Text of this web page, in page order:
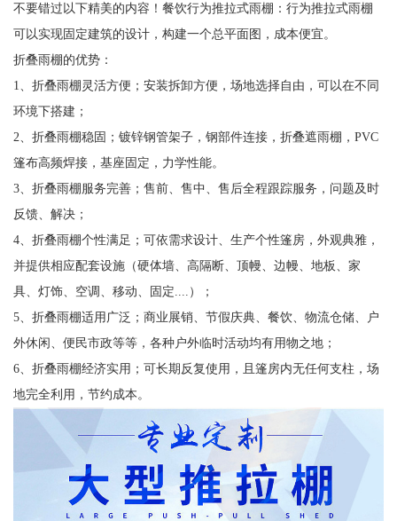
不要错过以下精美的内容！餐饮行为推拉式雨棚：行为推拉式雨棚
可以实现固定建筑的设计，构建一个总平面图，成本便宜。
折叠雨棚的优势：
1、折叠雨棚灵活方便；安装拆卸方便，场地选择自由，可以在不同
环境下搭建；
2、折叠雨棚稳固；镀锌钢管架子，钢部件连接，折叠遮雨棚，PVC
篷布高频焊接，基座固定，力学性能。
3、折叠雨棚服务完善；售前、售中、售后全程跟踪服务，问题及时
反馈、解决；
4、折叠雨棚个性满足；可依需求设计、生产个性篷房，外观典雅，
并提供相应配套设施（硬体墙、高隔断、顶幔、边幔、地板、家
具、灯饰、空调、移动、固定....）；
5、折叠雨棚适用广泛；商业展销、节假庆典、餐饮、物流仓储、户
外休闲、便民市政等等，各种户外临时活动均有用物之地；
6、折叠雨棚经济实用；可长期反复使用，且篷房内无任何支柱，场
地完全利用，节约成本。